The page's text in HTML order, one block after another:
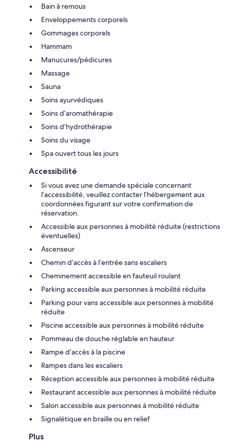
Bain à remous
Enveloppements corporels
Gommages corporels
Hammam
Manucures/pédicures
Massage
Sauna
Soins ayurvédiques
Soins d’aromathérapie
Soins d’hydrothérapie
Soins du visage
Spa ouvert tous les jours
Accessibilité
Si vous avez une demande spéciale concernant
l’accessibilité, veuillez contacter l’hébergement aux
coordonnées figurant sur votre confirmation de
réservation.
Accessible aux personnes à mobilité réduite (restrictions
éventuelles)
Ascenseur
Chemin d’accès à l’entrée sans escaliers
Cheminement accessible en fauteuil roulant
Parking accessible aux personnes à mobilité réduite
Parking pour vans accessible aux personnes à mobilité
réduite
Piscine accessible aux personnes à mobilité réduite
Pommeau de douche réglable en hauteur
Rampe d’accès à la piscine
Rampes dans les escaliers
Réception accessible aux personnes à mobilité réduite
Restaurant accessible aux personnes à mobilité réduite
Salon accessible aux personnes à mobilité réduite
Signalétique en braille ou en relief
Plus